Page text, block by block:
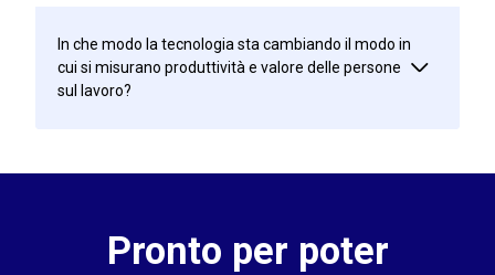
In che modo la tecnologia sta cambiando il modo in
cui si misurano produttività e valore delle persone
sul lavoro?
Pronto per poter